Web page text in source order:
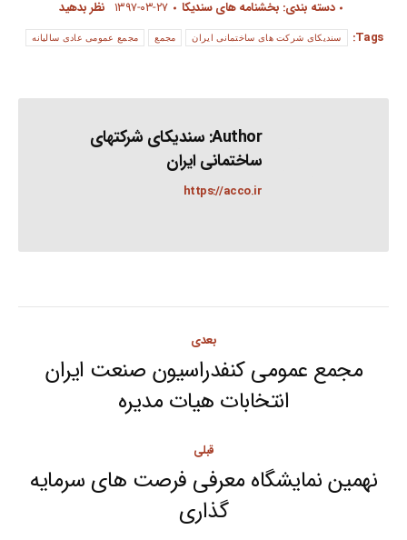
دسته بندی: بخشنامه های سندیکا ۱۳۹۷-۰۳-۲۷ نظر بدهید
Tags:
سندیکای شرکت های ساختمانی ایران مجمع مجمع عمومی عادی سالیانه
Author: سندیکای شرکتهای
ساختمانی ایران
https://acco.ir
navigation
قبلی
Previous
post:
نهمین نمایشگاه معرفی فرصت های سرمایه
گذاری
بعدی
Next
post:
مجمع عمومی کنفدراسیون صنعت ایران
انتخابات هیات مدیره